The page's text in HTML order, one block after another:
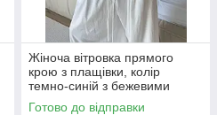
Жіноча вітровка прямого
крою з плащівки, колір
темно-синій з бежевими
вставками 42-46
Готово до відправки